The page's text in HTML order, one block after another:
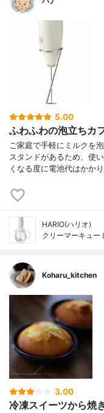
5.00
ふわふわの泡立ちカ
ご家庭で手軽にミルクを
スタンドがあるため、使
くなる度に電池代はかか
HARIO(ハリオ)
クリーマーキュー
Koharu_kitchen
3.00
冷凍スイーツから焼